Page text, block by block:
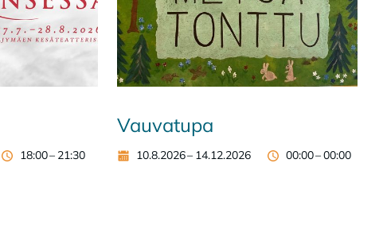
18:00– 21:30
Vauvatupa
10.8.2026– 14.12.2026 00:00–00:00